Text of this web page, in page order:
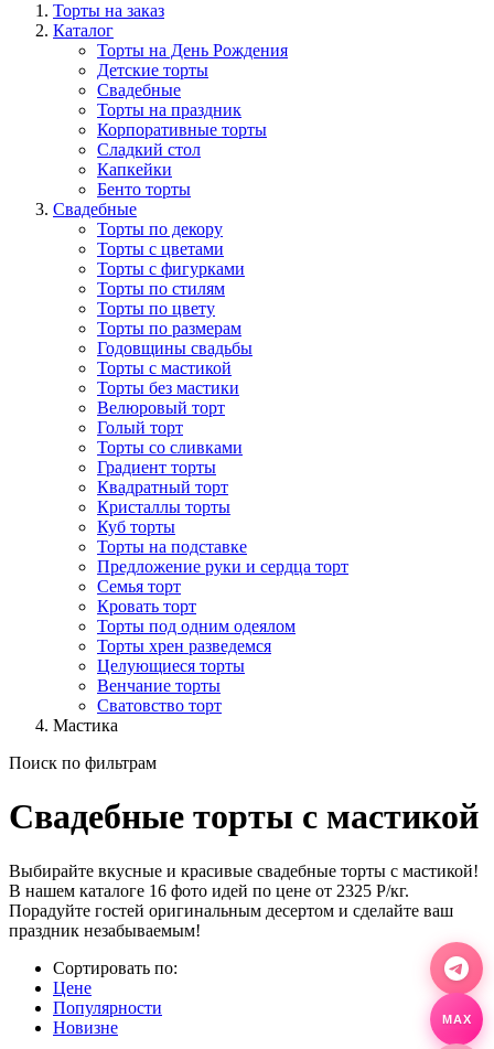
Торты на заказ
Каталог
Торты на День Рождения
Детские торты
Свадебные
Торты на праздник
Корпоративные торты
Сладкий стол
Капкейки
Бенто торты
Свадебные
Торты по декору
Торты с цветами
Торты с фигурками
Торты по стилям
Торты по цвету
Торты по размерам
Годовщины свадьбы
Торты с мастикой
Торты без мастики
Велюровый торт
Голый торт
Торты со сливками
Градиент торты
Квадратный торт
Кристаллы торты
Куб торты
Торты на подставке
Предложение руки и сердца торт
Семья торт
Кровать торт
Торты под одним одеялом
Торты хрен разведемся
Целующиеся торты
Венчание торты
Сватовство торт
Мастика
Поиск по фильтрам
Свадебные торты с мастикой
Выбирайте вкусные и красивые свадебные торты с мастикой!
В нашем каталоге 16 фото идей по цене от 2325 Р/кг.
Порадуйте гостей оригинальным десертом и сделайте ваш
праздник незабываемым!
Сортировать по:
Цене
Популярности
Новизне
MAX